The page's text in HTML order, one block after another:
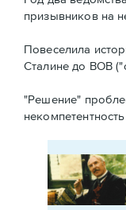
призывников на
Повеселила
Сталине до ВОВ
"Решение"